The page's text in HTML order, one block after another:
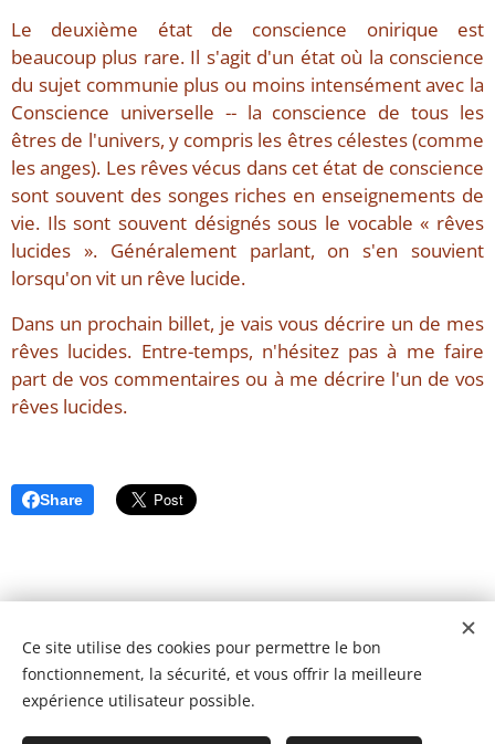
Le deuxième état de conscience onirique est
beaucoup plus rare. Il s'agit d'un état où la conscience
du sujet communie plus ou moins intensément avec la
Conscience universelle -- la conscience de tous les
êtres de l'univers, y compris les êtres célestes (comme
les anges). Les rêves vécus dans cet état de conscience
sont souvent des songes riches en enseignements de
vie. Ils sont souvent désignés sous le vocable « rêves
lucides ». Généralement parlant, on s'en souvient
lorsqu'on vit un rêve lucide.
Dans un prochain billet, je vais vous décrire un de mes
rêves lucides. Entre-temps, n'hésitez pas à me faire
part de vos commentaires ou à me décrire l'un de vos
rêves lucides.
Share
Ce site utilise des cookies pour permettre le bon
fonctionnement, la sécurité, et vous offrir la meilleure
expérience utilisateur possible.